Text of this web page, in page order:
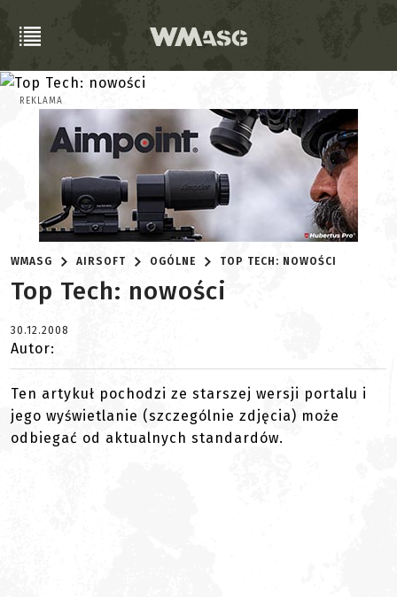
REKLAMA
WMASG AIRSOFT OGÓLNE TOP TECH: NOWOŚCI
Top Tech: nowości
30.12.2008
Autor:
Ten artykuł pochodzi ze starszej wersji portalu i
jego wyświetlanie (szczególnie zdjęcia) może
odbiegać od aktualnych standardów.